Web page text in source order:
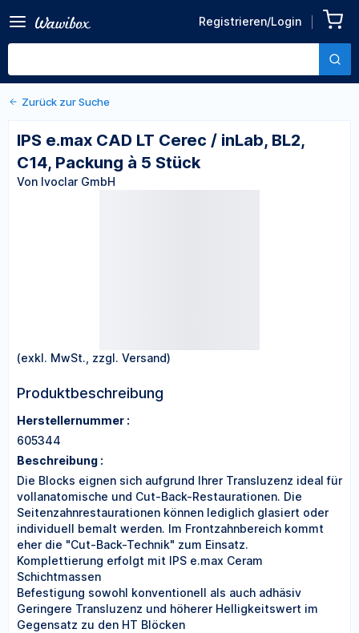
Registrieren/Login
inLab, BL2, C14, Packung à 5
Stück
Von Ivoclar GmbH
Zurück zu den Produktdetails
Zurück zur Suche
IPS e.max CAD LT Cerec / inLab, BL2,
C14, Packung à 5 Stück
Von Ivoclar GmbH
(exkl. MwSt., zzgl. Versand)
Produktbeschreibung
Herstellernummer :
605344
Beschreibung :
Die Blocks eignen sich aufgrund Ihrer Transluzenz ideal für
vollanatomische und Cut-Back-Restaurationen. Die
Seitenzahnrestaurationen können lediglich glasiert oder
individuell bemalt werden. Im Frontzahnbereich kommt
eher die "Cut-Back-Technik" zum Einsatz.
Komplettierung erfolgt mit IPS e.max Ceram
Schichtmassen
Befestigung sowohl konventionell als auch adhäsiv
Geringere Transluzenz und höherer Helligkeitswert im
Gegensatz zu den HT Blöcken